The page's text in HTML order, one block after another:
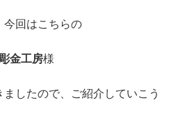
今回はこちらの
金工房様
したので、ご紹介していこう